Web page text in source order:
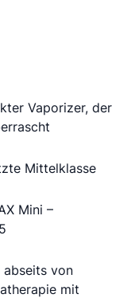
Vaporizer, der
Mittelklasse
Mini –
abseits von
mit